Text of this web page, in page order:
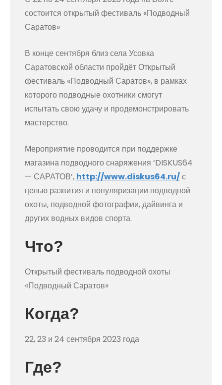
состоится открытый фестиваль «Подводный
Саратов»
В конце сентября близ села Усовка
Саратовской области пройдёт Открытый
фестиваль «Подводный Саратов», в рамках
которого подводные охотники смогут
испытать свою удачу и продемонстрировать
мастерство.
Мероприятие проводится при поддержке
магазина подводного снаряжения ‘DISKUS64
— САРАТОВ’, http://www.diskus64.ru/с
целью развития и популяризации подводной
охоты, подводной фотографии, дайвинга и
других водных видов спорта.
Что?
Открытый фестиваль подводной охоты
«Подводный Саратов»
Когда?
22, 23 и 24 сентября 2023 года
Где?